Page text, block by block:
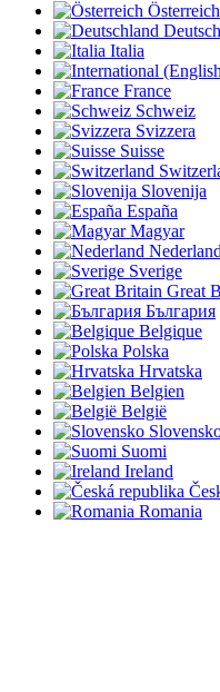
Österreich
Italia
France
Schweiz
Svizzera
Suisse
Slovenija
España
Magyar
Nederland
Sverige
Great
България
Belgique
Polska
Hrvatska
Belgien
België
Suomi
Ireland
Romania